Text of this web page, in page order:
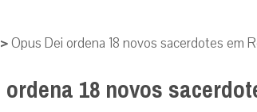
>Opus Dei ordena 18 novos sacerdotes em
18 novos